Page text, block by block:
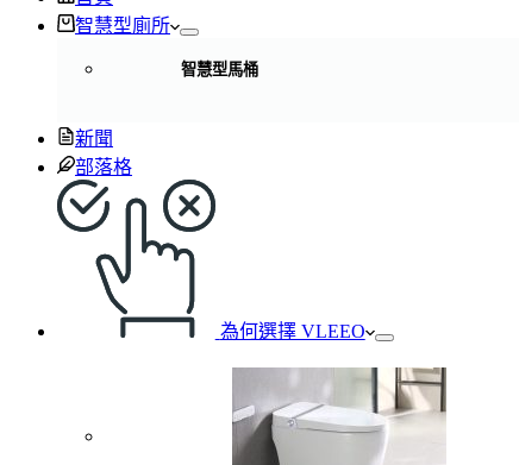
智慧型廁所
智慧型馬桶
新聞
部落格
為何選擇 VLEEO